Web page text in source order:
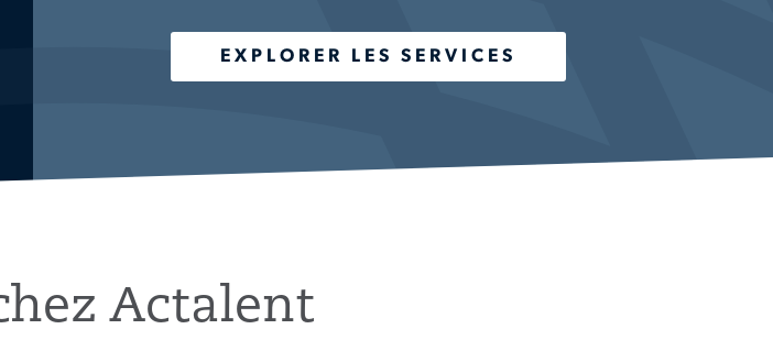
EXPLORER LES SERVICES
Actalent